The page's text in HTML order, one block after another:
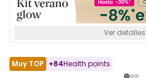
Ver detalles
Muy TOP +84Health points